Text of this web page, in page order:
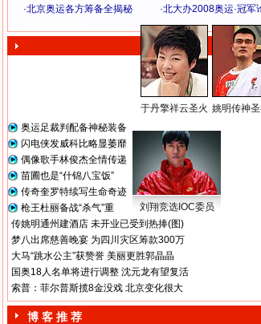
·北京奥运各方筹备全揭秘 ·北大办2008奥运·冠军
于丹擎祥云圣火 姚明传神
奥运足裁判配备神秘装备
闪电侠发威科比略显萎靡
偶像歌手林俊杰全情传递
苗圃也是“什锦八宝饭”
传奇奎罗特续写生命奇迹
枪王杜丽备战“杀气”重
刘翔竞选IOC委员
传姚明通州建酒店 未开业已受到热捧(图)
梦八出席慈善晚宴 为四川灾区筹款300万
大马“跳水公主”获赞誉 美丽更胜郭晶晶
国奥18人名单将进行调整 沈元龙有望复活
索普：菲尔普斯揽8金没戏 北京变化很大
博 客 推 荐